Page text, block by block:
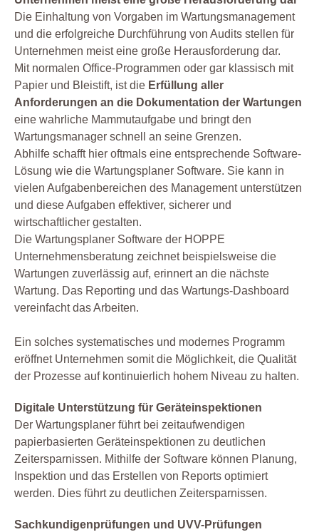
Facility Management
Fuhrpark
Gefahrstoff
Gefährdungsbeurteilung
Gesetz
Instandhaltung
Leiterprüfung
Organisation
Prüfen
Prüfmittel Messmittel
Prüfplaner
Prüfung
Prüfung Fuhrpark
Reparatur
Sicherheit
Software
Sonstiges
Unterweisung
Werkstatt
Die Einhaltung von Vorgaben im Wartungsmanagement
und die erfolgreiche Durchführung von Audits stellen für
Unternehmen meist eine große Herausforderung dar.
Mit normalen Office-Programmen oder gar klassisch mit
Papier und Bleistift, ist die Erfüllung aller
Anforderungen an die Dokumentation der Wartungen
eine wahrliche Mammutaufgabe und bringt den
Wartungsmanager schnell an seine Grenzen.
Abhilfe schafft hier oftmals eine entsprechende Software-
Lösung wie die Wartungsplaner Software. Sie kann in
vielen Aufgabenbereichen des Management unterstützen
und diese Aufgaben effektiver, sicherer und
wirtschaftlicher gestalten.
Die Wartungsplaner Software der HOPPE
Unternehmensberatung zeichnet beispielsweise die
Wartungen zuverlässig auf, erinnert an die nächste
Wartung. Das Reporting und das Wartungs-Dashboard
vereinfacht das Arbeiten.
Ein solches systematisches und modernes Programm
eröffnet Unternehmen somit die Möglichkeit, die Qualität
der Prozesse auf kontinuierlich hohem Niveau zu halten.
Digitale Unterstützung für Geräteinspektionen
Der Wartungsplaner führt bei zeitaufwendigen
papierbasierten Geräteinspektionen zu deutlichen
Zeitersparnissen. Mithilfe der Software können Planung,
Inspektion und das Erstellen von Reports optimiert
werden. Dies führt zu deutlichen Zeitersparnissen.
Sachkundigenprüfungen und UVV-Prüfungen